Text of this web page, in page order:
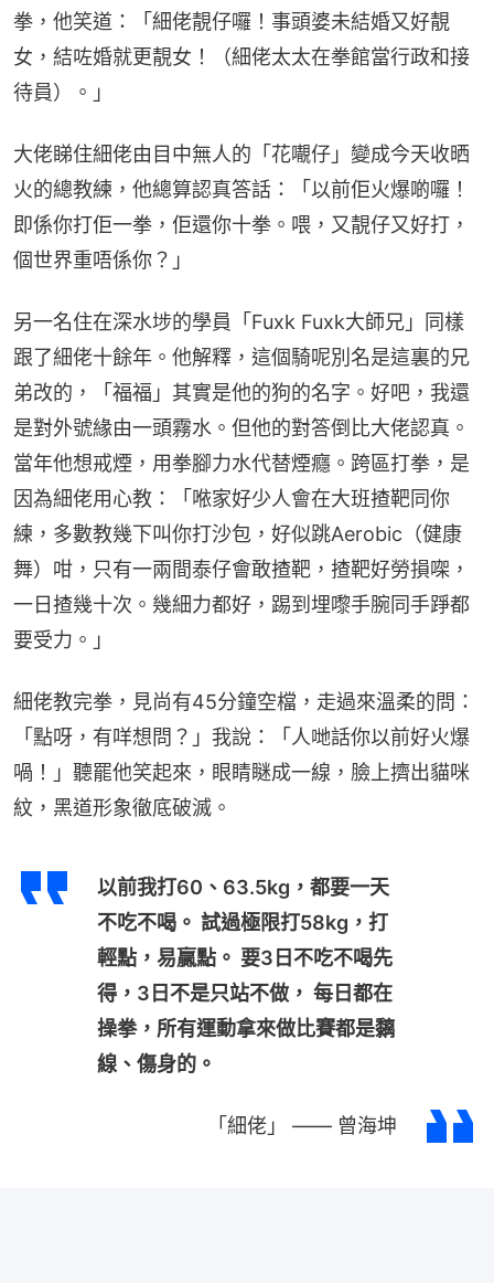
拳，他笑道：「細佬靚仔囉！事頭婆未結婚又好靚
女，結咗婚就更靚女！（細佬太太在拳館當行政和接
待員）。」
大佬睇住細佬由目中無人的「花𡃁仔」變成今天收晒
火的總教練，他總算認真答話：「以前佢火爆啲囉！
即係你打佢一拳，佢還你十拳。喂，又靚仔又好打，
個世界重唔係你？」
另一名住在深水埗的學員「Fuxk Fuxk大師兄」同樣
跟了細佬十餘年。他解釋，這個騎呢別名是這裏的兄
弟改的，「福福」其實是他的狗的名字。好吧，我還
是對外號緣由一頭霧水。但他的對答倒比大佬認真。
當年他想戒煙，用拳腳力水代替煙癮。跨區打拳，是
因為細佬用心教：「𠵱家好少人會在大班揸靶同你
練，多數教幾下叫你打沙包，好似跳Aerobic（健康
舞）咁，只有一兩間泰仔會敢揸靶，揸靶好勞損㗎，
一日揸幾十次。幾細力都好，踢到埋嚟手腕同手踭都
要受力。」
細佬教完拳，見尚有45分鐘空檔，走過來溫柔的問：
「點呀，有咩想問？」我說：「人哋話你以前好火爆
喎！」聽罷他笑起來，眼睛瞇成一線，臉上擠出貓咪
紋，黑道形象徹底破滅。
以前我打60、63.5kg，都要一天
不吃不喝。 試過極限打58kg，打
輕點，易贏點。 要3日不吃不喝先
得，3日不是只站不做， 每日都在
操拳，所有運動拿來做比賽都是黐
線、傷身的。
「細佬」 —— 曾海坤